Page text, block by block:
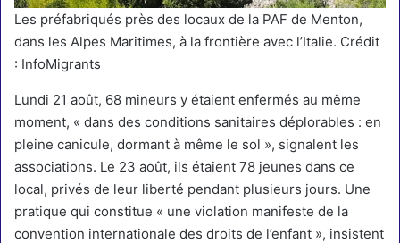
Les préfabriqués près des locaux de la PAF de Menton,
dans les Alpes Maritimes, à la frontière avec l’Italie. Crédit
: InfoMigrants
Lundi 21 août, 68 mineurs y étaient enfermés au même
moment, « dans des conditions sanitaires déplorables : en
pleine canicule, dormant à même le sol », signalent les
associations. Le 23 août, ils étaient 78 jeunes dans ce
local, privés de leur liberté pendant plusieurs jours. Une
pratique qui constitue « une violation manifeste de la
convention internationale des droits de l’enfant », insistent